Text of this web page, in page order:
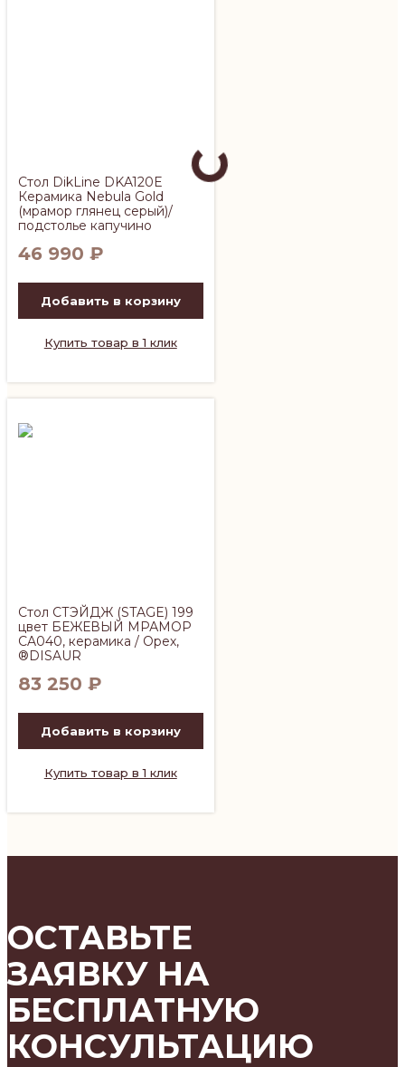
Стол DikLine DKA120E
Керамика Nebula Gold
(мрамор глянец серый)/
подстолье капучино
46 990 ₽
Добавить в корзину
Купить товар в 1 клик
Стол СТЭЙДЖ (STAGE) 199
цвет БЕЖЕВЫЙ МРАМОР
CA040, керамика / Орех,
®DISAUR
83 250 ₽
Добавить в корзину
Купить товар в 1 клик
ОСТАВЬТЕ
ЗАЯВКУ НА
БЕСПЛАТНУЮ
КОНСУЛЬТАЦИЮ